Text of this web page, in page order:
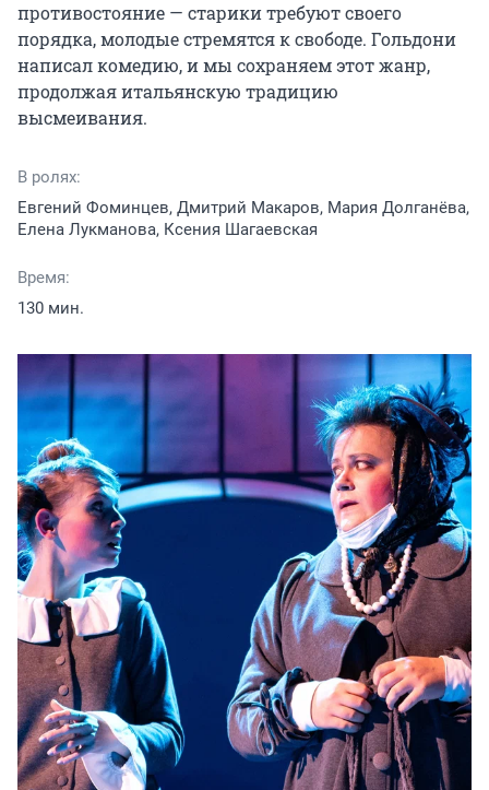
противостояние — старики требуют своего
порядка, молодые стремятся к свободе. Гольдони
написал комедию, и мы сохраняем этот жанр,
продолжая итальянскую традицию
высмеивания.
В ролях:
Евгений Фоминцев, Дмитрий Макаров, Мария Долганёва,
Елена Лукманова, Ксения Шагаевская
Время:
130 мин.